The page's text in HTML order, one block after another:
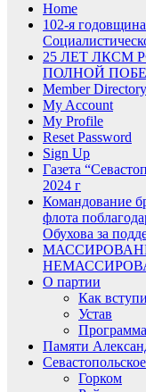
Home
102-я
25 ЛЕТ ЛКСМ
ПОЛНОЙ
Member Directory
My Account
My Profile
Reset Password
Sign Up
Газета
2024 г
Командование
флота
Обухова за
О партии
Как
Устав
Программа
Памяти
Горком